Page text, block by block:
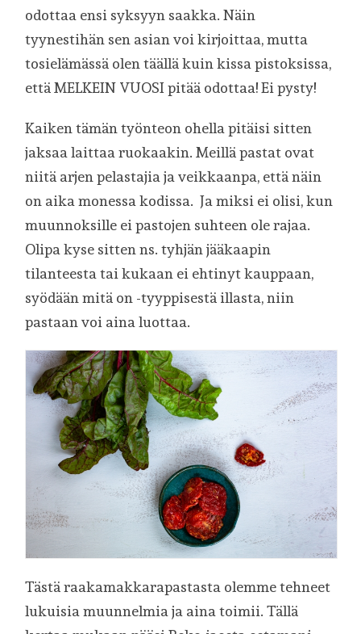
odottaa ensi syksyyn saakka. Näin
tyynestihän sen asian voi kirjoittaa, mutta
tosielämässä olen täällä kuin kissa pistoksissa,
että MELKEIN VUOSI pitää odottaa! Ei pysty!
Kaiken tämän työnteon ohella pitäisi sitten
jaksaa laittaa ruokaakin. Meillä pastat ovat
niitä arjen pelastajia ja veikkaanpa, että näin
on aika monessa kodissa. Ja miksi ei olisi, kun
muunnoksille ei pastojen suhteen ole rajaa.
Olipa kyse sitten ns. tyhjän jääkaapin
tilanteesta tai kukaan ei ehtinyt kauppaan,
syödään mitä on -tyyppisestä illasta, niin
pastaan voi aina luottaa.
Tästä raakamakkarapastasta olemme tehneet
lukuisia muunnelmia ja aina toimii. Tällä